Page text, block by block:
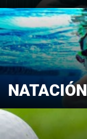
NATACIÓN